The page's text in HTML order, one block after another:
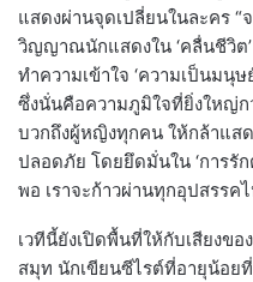
แสดงผ่านจุดเปลี่ยนในละคร “
วิญญาณนักแสดงใน ‘คลื่นชีวิต
ทำความเข้าใจ ‘ความเป็นมนุ
ซึ่งนั่นคือความภูมิใจที่ยิ่งใหญ่ก
บวกถึงผู้หญิงทุกคน ให้กล้าแส
ปลอดภัย โดยยึดมั่นใน ‘การรักตั
พอ เราจะก้าวผ่านทุกอุปสรรค
เวทีนี้ยังเปิดพื้นที่ให้กับเสียงขอ
สมุท นักเขียนซีไรต์ที่อายุน้อย